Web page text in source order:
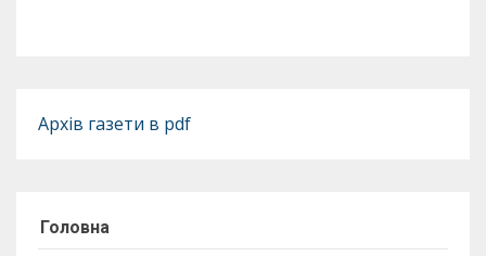
Архів газети в pdf
Головна